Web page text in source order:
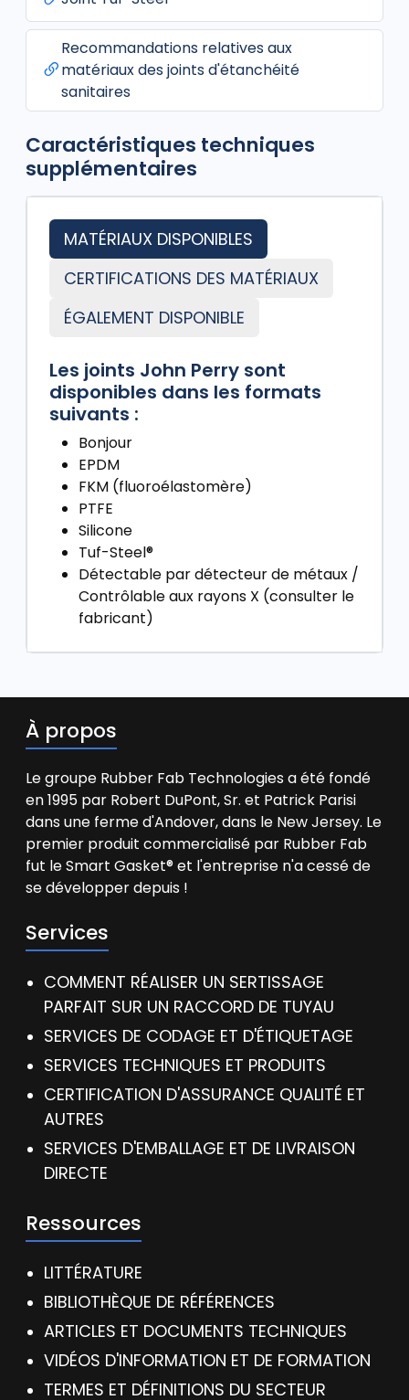
Recommandations relatives aux
matériaux des joints d'étanchéité
sanitaires
Caractéristiques techniques
supplémentaires
MATÉRIAUX DISPONIBLES
CERTIFICATIONS DES MATÉRIAUX
ÉGALEMENT DISPONIBLE
Les joints John Perry sont
disponibles dans les formats
suivants :
Bonjour
EPDM
FKM (fluoroélastomère)
PTFE
Silicone
Tuf-Steel®
Détectable par détecteur de métaux /
Contrôlable aux rayons X (consulter le
fabricant)
À propos
Le groupe Rubber Fab Technologies a été fondé
en 1995 par Robert DuPont, Sr. et Patrick Parisi
dans une ferme d'Andover, dans le New Jersey. Le
premier produit commercialisé par Rubber Fab
fut le Smart Gasket® et l'entreprise n'a cessé de
se développer depuis !
Services
COMMENT RÉALISER UN SERTISSAGE
PARFAIT SUR UN RACCORD DE TUYAU
SERVICES DE CODAGE ET D'ÉTIQUETAGE
SERVICES TECHNIQUES ET PRODUITS
CERTIFICATION D'ASSURANCE QUALITÉ ET
AUTRES
SERVICES D'EMBALLAGE ET DE LIVRAISON
DIRECTE
Ressources
LITTÉRATURE
BIBLIOTHÈQUE DE RÉFÉRENCES
ARTICLES ET DOCUMENTS TECHNIQUES
VIDÉOS D'INFORMATION ET DE FORMATION
TERMES ET DÉFINITIONS DU SECTEUR